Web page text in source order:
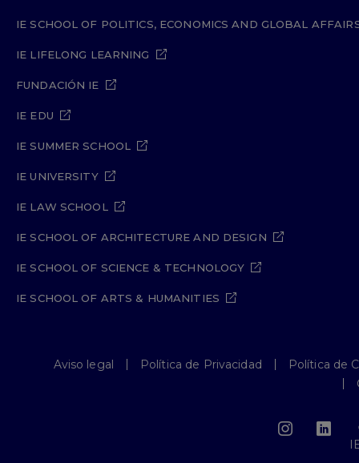
IE SCHOOL OF POLITICS, ECONOMICS AND GLOBAL
IE LIFELONG LEARNING
FUNDACIÓN IE
IE EDU
IE SUMMER SCHOOL
IE UNIVERSITY
IE LAW SCHOOL
IE SCHOOL OF ARCHITECTURE AND DESIGN
IE SCHOOL OF SCIENCE & TECHNOLOGY
IE SCHOOL OF ARTS & HUMANITIES
Aviso legal Política de Privacidad
Política de